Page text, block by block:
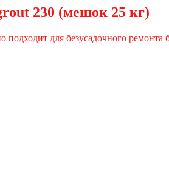
230 (мешок 25 кг)
подходит для безусадочного